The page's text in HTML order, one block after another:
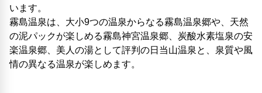
います。
霧島温泉は、大小9つの温泉からなる霧島温泉郷や、天然
の泥パックが楽しめる霧島神宮温泉郷、炭酸水素塩泉の安
楽温泉郷、美人の湯として評判の日当山温泉と、泉質や風
情の異なる温泉が楽しめます。